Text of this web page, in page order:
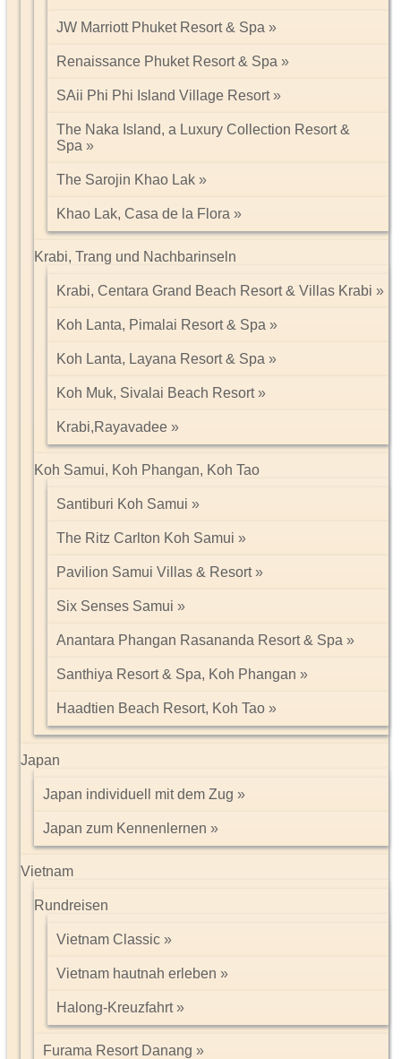
JW Marriott Phuket Resort & Spa
Renaissance Phuket Resort & Spa
SAii Phi Phi Island Village Resort
The Naka Island, a Luxury Collection Resort &
Spa
The Sarojin Khao Lak
Khao Lak, Casa de la Flora
Krabi, Trang und Nachbarinseln
Krabi, Centara Grand Beach Resort & Villas Krabi
Koh Lanta, Pimalai Resort & Spa
Koh Lanta, Layana Resort & Spa
Koh Muk, Sivalai Beach Resort
Krabi,Rayavadee
Koh Samui, Koh Phangan, Koh Tao
Santiburi Koh Samui
The Ritz Carlton Koh Samui
Pavilion Samui Villas & Resort
Six Senses Samui
Anantara Phangan Rasananda Resort & Spa
Santhiya Resort & Spa, Koh Phangan
Haadtien Beach Resort, Koh Tao
Japan
Japan individuell mit dem Zug
Japan zum Kennenlernen
Vietnam
Rundreisen
Vietnam Classic
Vietnam hautnah erleben
Halong-Kreuzfahrt
Furama Resort Danang